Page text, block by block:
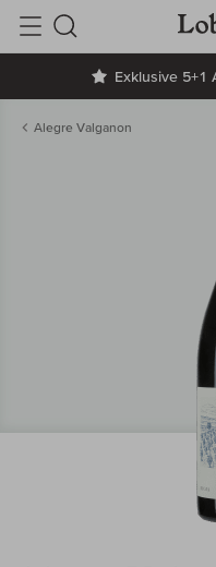
Exklusive 5+1
Suche
Alegre Valganon